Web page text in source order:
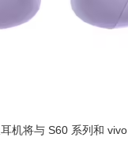
将与 S60 系列和 vivo